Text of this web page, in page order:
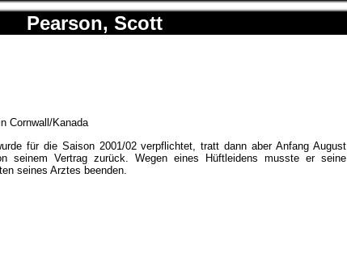
Pearson, Scott
Cornwall/Kanada
für die Saison 2001/02 verpflichtet, tratt dann aber Anfang August
seinem Vertrag zurück. Wegen eines Hüftleidens musste er seine
seines Arztes beenden.